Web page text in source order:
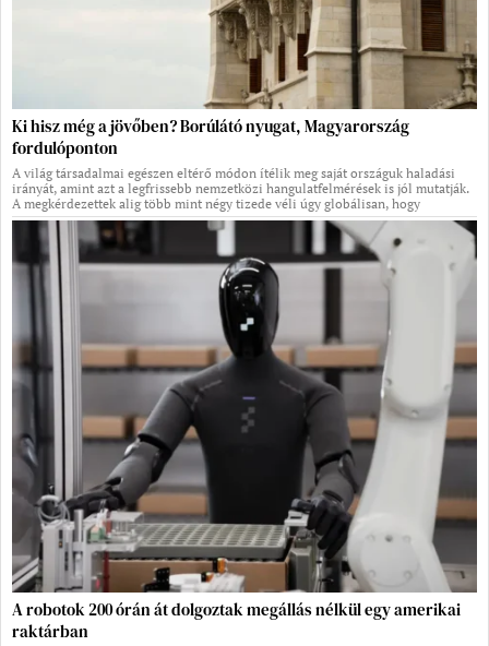
Ki hisz még a jövőben? Borúlátó nyugat, Magyarország
fordulóponton
A világ társadalmai egészen eltérő módon ítélik meg saját országuk haladási
irányát, amint azt a legfrissebb nemzetközi hangulatfelmérések is jól mutatják.
A megkérdezettek alig több mint négy tizede véli úgy globálisan, hogy
A robotok 200 órán át dolgoztak megállás nélkül egy amerikai
raktárban